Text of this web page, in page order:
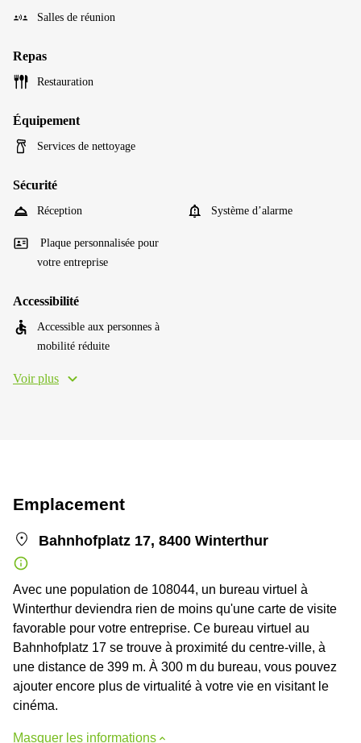
Salles de réunion
Repas
Restauration
Équipement
Services de nettoyage
Sécurité
Réception Système d’alarme
Plaque personnalisée pour
votre entreprise
Accessibilité
Accessible aux personnes à
mobilité réduite
Voir plus
Emplacement
Bahnhofplatz 17, 8400 Winterthur
Avec une population de 108044, un bureau virtuel à
Winterthur deviendra rien de moins qu'une carte de visite
favorable pour votre entreprise. Ce bureau virtuel au
Bahnhofplatz 17 se trouve à proximité du centre-ville, à
une distance de 399 m. À 300 m du bureau, vous pouvez
ajouter encore plus de virtualité à votre vie en visitant le
cinéma.
Masquer les informations